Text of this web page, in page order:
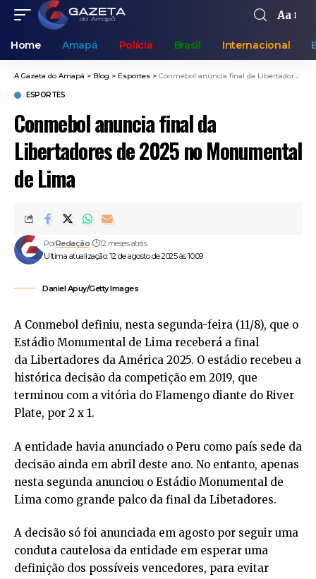
Aa
Home Amapá Polícia Brasil Internacional
A Gazeta do Amapá > Blog > Esportes > Conmebol anuncia final da Libertadores de 2025 no Monumental de Lima
ESPORTES
Conmebol anuncia final da
Libertadores de 2025 no Monumental
de Lima
Ultima atualização: 12 de agosto de 2025 às 10:09
PorRedação 12 meses atrás
Daniel Apuy/Getty Images
A Conmebol definiu, nesta segunda-feira (11/8), que o
Estádio Monumental de Lima receberá a final
da Libertadores da América 2025. O estádio recebeu a
histórica decisão da competição em 2019, que
terminou com a vitória do Flamengo diante do River
Plate, por 2 x 1.
A entidade havia anunciado o Peru como país sede da
decisão ainda em abril deste ano. No entanto, apenas
nesta segunda anunciou o Estádio Monumental de
Lima como grande palco da final da Libetadores.
A decisão só foi anunciada em agosto por seguir uma
conduta cautelosa da entidade em esperar uma
definição dos possíveis vencedores, para evitar